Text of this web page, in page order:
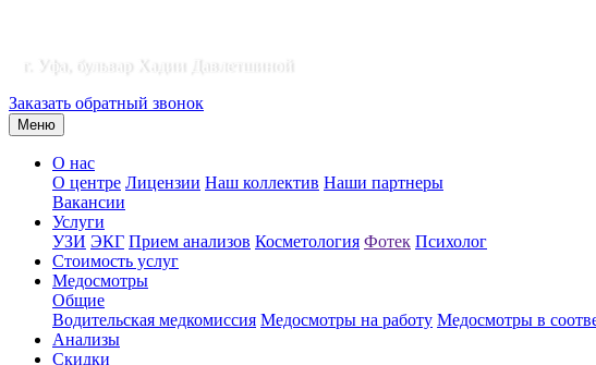
г. Уфа, бульвар Хадии Давлетшиной
Заказать обратный звонок
Меню
О нас
О центре Лицензии Наш коллектив Наши партнеры
Вакансии
Услуги
УЗИ ЭКГ Прием анализов Косметология Фотек Психолог
Стоимость услуг
Медосмотры
Общие
Водительская медкомиссия Медосмотры на работу Медосмотры в
Анализы
Скидки